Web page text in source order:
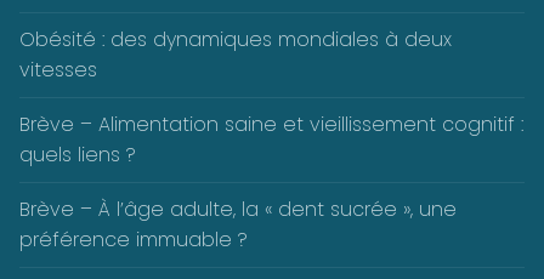
Obésité : des dynamiques mondiales à deux
vitesses
Brève – Alimentation saine et vieillissement cognitif :
quels liens ?
Brève – À l’âge adulte, la « dent sucrée », une
préférence immuable ?